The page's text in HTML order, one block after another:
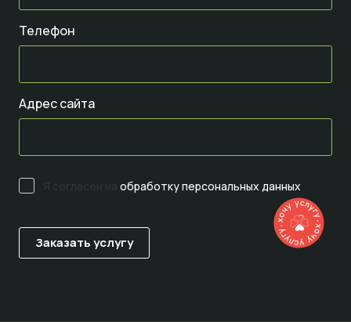
Телефон
Адрес сайта
Я согласен на обработку персональных данных